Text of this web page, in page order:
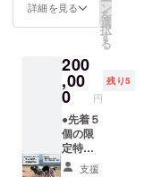
イーツ
・とろ
なま
チョコ
（商品
サイズ
直径：
約
11.5cm
・設置
期間は1
年間と
す ・社
名やロ
ゴ以外
の仕
様・デ
ザイン
はマメ
ノキ側
焼き印
をデザ
イン
ウム
クーヘ
ンに刻
印して
納品い
たしま
す。 ●
お届け
詳細を見る ン
を
選
択
す
る
200
,00
0 円
残り5
●先着５
個の限
定特典
です。
支援